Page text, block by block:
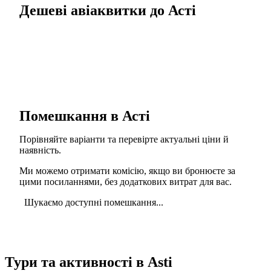
Дешеві авіаквитки до Асті
Помешкання в Асті
Порівняйте варіанти та перевірте актуальні ціни й
наявність.
Ми можемо отримати комісію, якщо ви бронюєте за
цими посиланнями, без додаткових витрат для вас.
Шукаємо доступні помешкання...
Тури та активності в Asti